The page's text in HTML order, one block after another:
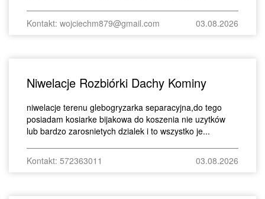
Kontakt: wojciechm879@gmail.com 03.08.2026
Niwelacje Rozbiórki Dachy Kominy
niwelacje terenu glebogryzarka separacyjna,do tego
posiadam kosiarke bijakowa do koszenia nie uzytków
lub bardzo zarosnietych dzialek i to wszystko je...
Kontakt: 572363011 03.08.2026